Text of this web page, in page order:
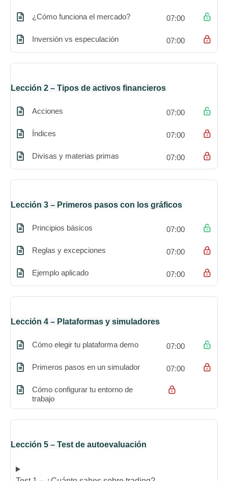
¿Cómo funciona el mercado? 07:00
Inversión vs especulación 07:00
Lección 2 – Tipos de activos financieros
Acciones 07:00
Índices 07:00
Divisas y materias primas 07:00
Lección 3 – Primeros pasos con los gráficos
Principios básicos 07:00
Reglas y excepciones 07:00
Ejemplo aplicado 07:00
Lección 4 – Plataformas y simuladores
Cómo elegir tu plataforma demo 07:00
Primeros pasos en un simulador 07:00
Cómo configurar tu entorno de
trabajo
Lección 5 – Test de autoevaluación